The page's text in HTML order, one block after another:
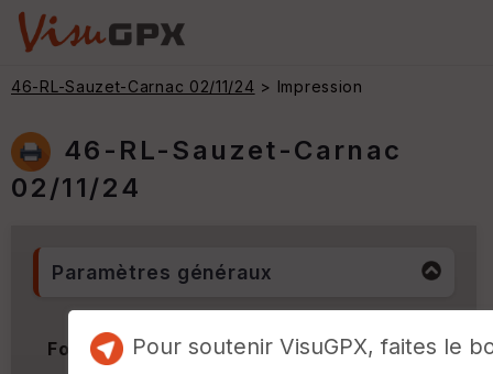
46-RL-Sauzet-Carnac 02/11/24 > Impression
46-RL-Sauzet-Carnac
02/11/24
Paramètres généraux
Format & Orientation
Pour soutenir VisuGPX, faites le